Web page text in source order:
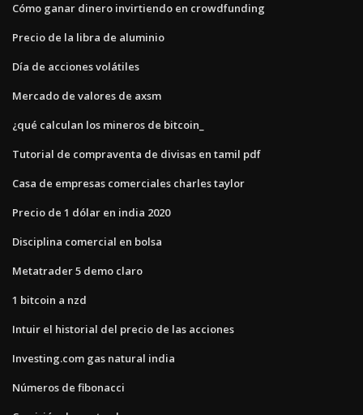
Cómo ganar dinero invirtiendo en crowdfunding
Precio de la libra de aluminio
Día de acciones volátiles
Mercado de valores de axsm
¿qué calculan los mineros de bitcoin_
Tutorial de compraventa de divisas en tamil pdf
Casa de empresas comerciales charles taylor
Precio de 1 dólar en india 2020
Disciplina comercial en bolsa
Metatrader 5 demo claro
1 bitcoin a nzd
Intuir el historial del precio de las acciones
Investing.com gas natural india
Números de fibonacci